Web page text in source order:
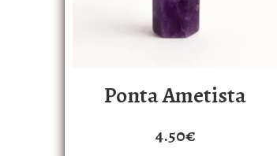
Ponta Ametista
4.50€